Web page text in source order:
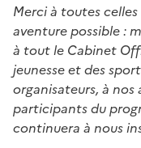
Merci à toutes
aventure possible :
à tout le Cabinet
jeunesse et des
organisateurs, à
participants du
continuera à nous